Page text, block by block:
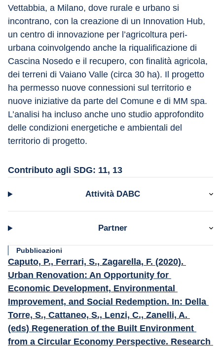
Vettabbia, a Milano, dove rurale e urbano si
incontrano, con la creazione di un Innovation Hub,
un centro di innovazione per l’agricoltura peri-
urbana coinvolgendo anche la riqualificazione di
Cascina Nosedo e il recupero, con finalità agricola,
dei terreni di Vaiano Valle (circa 30 ha). Il progetto
ha permesso nuove connessioni sul territorio e
nuove iniziative da parte del Comune e di MM spa.
L’analisi ha incluso anche uno studio approfondito
delle condizioni energetiche e ambientali del
territorio di progetto.
Contributo agli SDG: 11, 13
Attività DABC
Partner
Pubblicazioni
Caputo, P., Ferrari, S., Zagarella, F. (2020).
Urban Renovation: An Opportunity for
Economic Development, Environmental
Improvement, and Social Redemption. In: Della
Torre, S., Cattaneo, S., Lenzi, C., Zanelli, A.
(eds) Regeneration of the Built Environment
from a Circular Economy Perspective. Research